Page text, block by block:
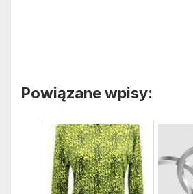
Powiązane wpisy: